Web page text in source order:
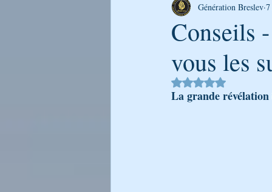
Actualités Breslev L'univers de
Ma journée avec Rabenou - Etude jou
LA PHOTO DE LA SEMAINE
Conseils
vous les
Génération Breslev 7
Noté NaN étoiles sur
La grande